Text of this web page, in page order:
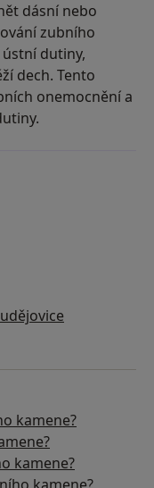
dásní nebo
zubního
dutiny,
dech. Tento
onemocnění a
kamene?
kamene?